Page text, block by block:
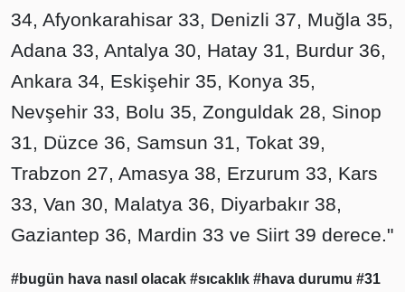
34, Afyonkarahisar 33, Denizli 37, Muğla 35,
Adana 33, Antalya 30, Hatay 31, Burdur 36,
Ankara 34, Eskişehir 35, Konya 35,
Nevşehir 33, Bolu 35, Zonguldak 28, Sinop
31, Düzce 36, Samsun 31, Tokat 39,
Trabzon 27, Amasya 38, Erzurum 33, Kars
33, Van 30, Malatya 36, Diyarbakır 38,
Gaziantep 36, Mardin 33 ve Siirt 39 derece."
#bugün hava nasıl olacak #sıcaklık #hava durumu #31